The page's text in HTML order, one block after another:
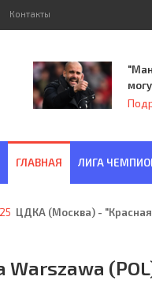
Контакты
из
ГЛАВНАЯ ЛИГА
ЦДКА (Москва) -
Warszawa